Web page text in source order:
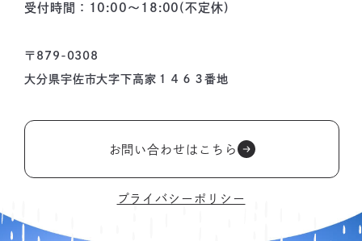
受付時間：10:00〜18:00(不定休)
〒879-0308
大分県宇佐市大字下高家１４６３番地
お問い合わせはこちら
プライバシーポリシー